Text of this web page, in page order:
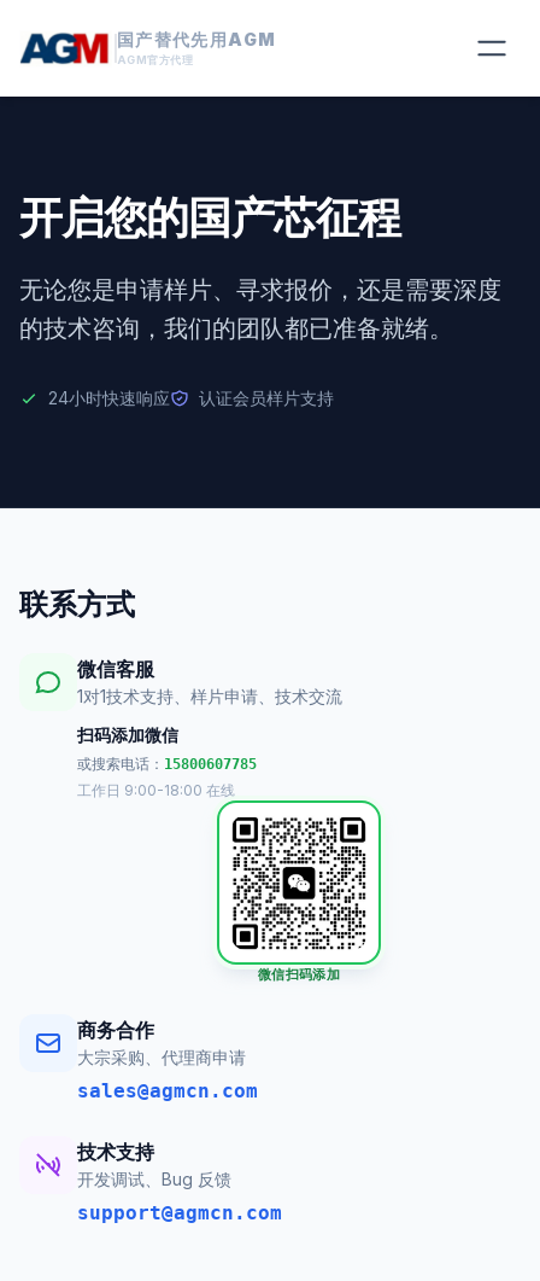
国产替代先用AGM
AGM官方代理
开启您的国产芯征程
无论您是申请样片、寻求报价，还是需要深度
的技术咨询，我们的团队都已准备就绪。
24小时快速响应 认证会员样片支持
联系方式
微信客服
1对1技术支持、样片申请、技术交流
扫码添加微信
或搜索电话： 15800607785
工作日 9:00-18:00 在线
微信扫码添加
商务合作
大宗采购、代理商申请
sales@agmcn.com
技术支持
开发调试、Bug 反馈
support@agmcn.com